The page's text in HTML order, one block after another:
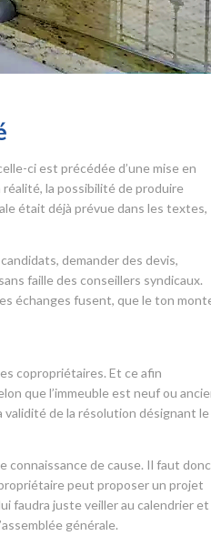
ci est précédée d’une mise en
la possibilité de produire
était déjà prévue dans les textes,
demander des devis,
faille des conseillers syndicaux.
échanges fusent, que le ton
copropriétaires. Et ce afin
que l’immeuble est neuf ou
validité de la résolution désignant le
de cause. Il faut donc
peut proposer un projet
faudra juste veiller au calendrier et
générale.